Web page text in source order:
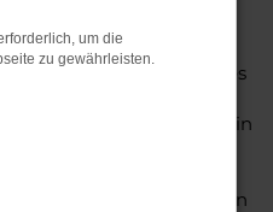
liegen im Trend und das
Grund. Ob für
oder längere Strecken: es
die diesem
Die Qualität steht in
Frage. Hinzu kommen
einer Individualisierung
Ein VW Touran
um die
zu gewährleisten.